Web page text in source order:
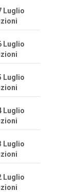
Luglio
Luglio
Luglio
Luglio
Luglio
Luglio